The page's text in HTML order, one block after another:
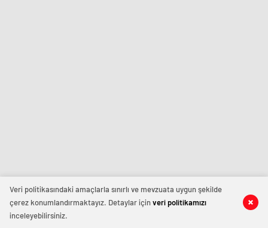
Veri politikasındaki amaçlarla sınırlı ve mevzuata uygun şekilde
çerez konumlandırmaktayız. Detaylar içinveri politikamızı
inceleyebilirsiniz.